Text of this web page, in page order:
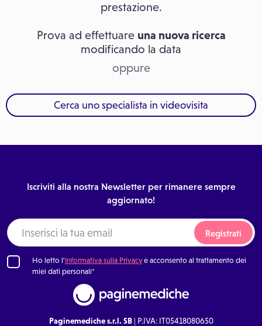
prestazione.
Prova ad effettuare una nuova ricerca
modificando la data
oppure
Cerca uno specialista in videovisita
Iscriviti alla nostra Newsletter per rimanere sempre
aggiornato!
Registrati
Ho letto l'Informativa sulla Privacye acconsento al trattamento dei
miei dati personali*
Paginemediche s.r.l. SB| P.IVA: IT05418080650